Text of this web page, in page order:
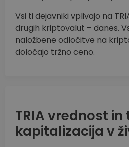
Vsi ti dejavniki vplivajo na
drugih kriptovalut – danes.
naložbene odločitve na
določajo tržno ceno.
TRIA vrednost in
kapitalizacija v